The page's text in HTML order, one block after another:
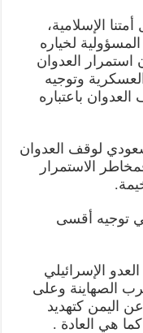
الإسلامية،
لخياره
استمرار العدوان
وتوجيه
باعتباره
لوقف العدوان
الاستمرار
توجيه أقسى
الإسرائيلي
الصهاينة وعلى
اليمن كتهديد
هي العادة .